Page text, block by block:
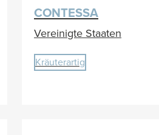
CONTESSA
Vereinigte Staaten
Kräuterartig